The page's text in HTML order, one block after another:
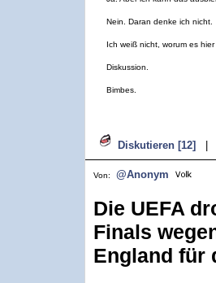
Nein. Daran denke ich nicht.
Ich weiß nicht, worum es hier
Diskussion.
Bimbes.
Diskutieren [12]
Von: @Anonym
Die UEFA
Finals
England für